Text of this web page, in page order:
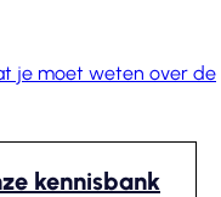
je moet weten over de
kennisbank